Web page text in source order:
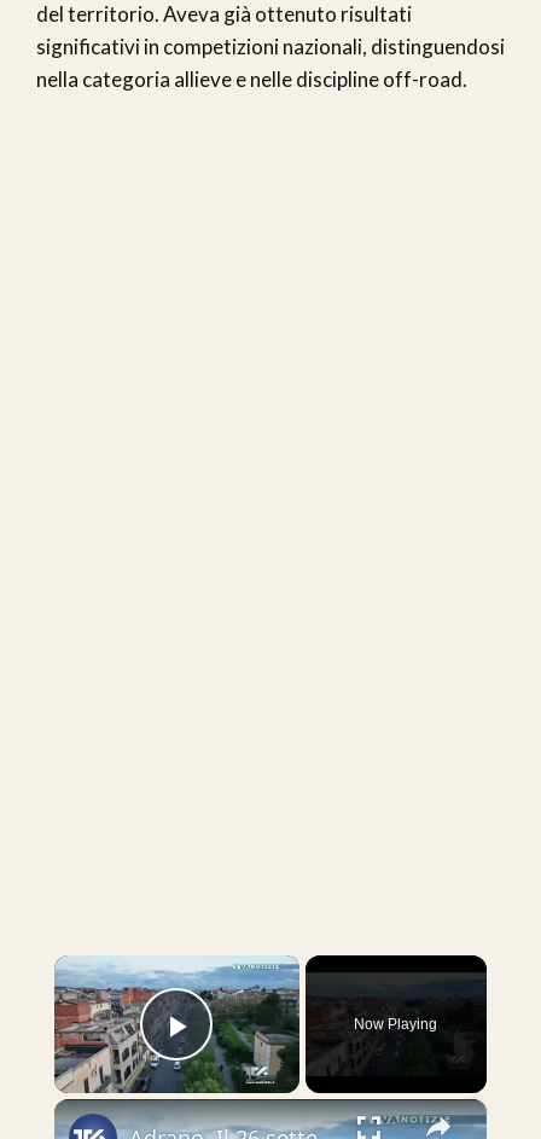
del territorio. Aveva già ottenuto risultati
significativi in competizioni nazionali, distinguendosi
nella categoria allieve e nelle discipline off-road.
×
Play Video
Now Playing
×